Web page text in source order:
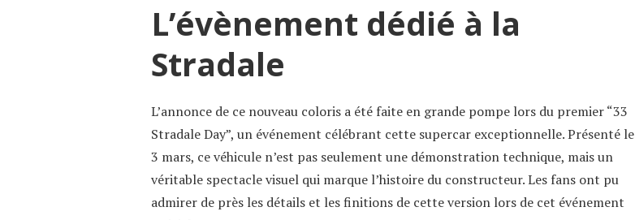
L’évènement dédié à la
Stradale
L’annonce de ce nouveau coloris a été faite en grande pompe lors du premier “33
Stradale Day”, un événement célébrant cette supercar exceptionnelle. Présenté le
3 mars, ce véhicule n’est pas seulement une démonstration technique, mais un
véritable spectacle visuel qui marque l’histoire du constructeur. Les fans ont pu
admirer de près les détails et les finitions de cette version lors de cet événement